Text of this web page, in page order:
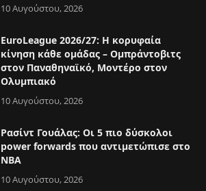
10 Αυγούστου, 2026
EuroLeague 2026/27: Η κορυφαία
κίνηση κάθε ομάδας – Ομπράντοβιτς
στον Παναθηναϊκό, Μοντέρο στον
Ολυμπιακό
10 Αυγούστου, 2026
Ρασίντ Γουάλας: Οι 5 πιο δύσκολοι
power forwards που αντιμετώπισε στο
NBA
10 Αυγούστου, 2026